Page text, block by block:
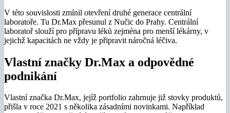
V této souvislosti zmínil otevření druhé generace centrální
laboratoře. Tu Dr.Max přesunul z Nučic do Prahy. Centrální
laboratoř slouží pro přípravu léků zejména pro menší lékárny, v
jejichž kapacitách ne vždy je připravit náročná léčiva.
Vlastní značky Dr.Max a odpovědné
podnikání
Vlastní značka Dr.Max, jejíž portfolio zahrnuje již stovky produktů,
přišla v roce 2021 s několika zásadními novinkami. Například